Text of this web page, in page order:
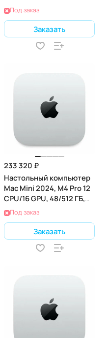
(Z1JV000L3)
Под заказ
Заказать
233 320 ₽
Настольный компьютер
Mac Mini 2024, M4 Pro 12
CPU/16 GPU, 48/512 ГБ,
(Z1JV0007Y)
Под заказ
Заказать